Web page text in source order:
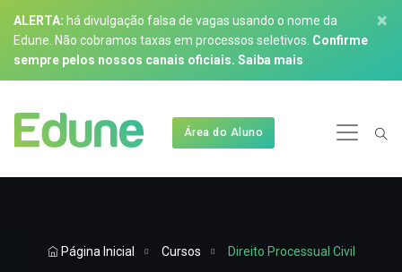
ALERTA: há divulgação falsa de vagas usando o nome da
Edune. Não cobramos taxas em processos seletivos. Confirme
sempre pelos nossos canais oficiais. Saiba mais
×
Área do Aluno
Página Inicial Cursos Direito Processual Civil